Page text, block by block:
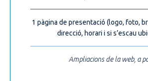
1 pàgina de presentació (logo, foto,
direcció, horari i si s’escau
Ampliacions de la web, a